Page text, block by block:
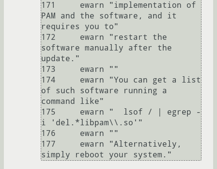
171     ewarn "implementation of
PAM and the software, and it
requires you to"
172     ewarn "restart the
software manually after the
update."
173     ewarn ""
174     ewarn "You can get a list
of such software running a
command like"
175     ewarn "  lsof / | egrep -
i 'del.*libpam\\.so'"
176     ewarn ""
177     ewarn "Alternatively,